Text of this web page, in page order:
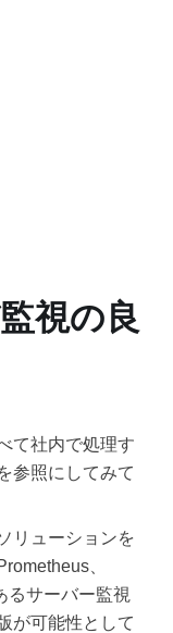
視の良
て社内で処理す
参照にしてみて
リューションを
、
るサーバー監視
が可能性として